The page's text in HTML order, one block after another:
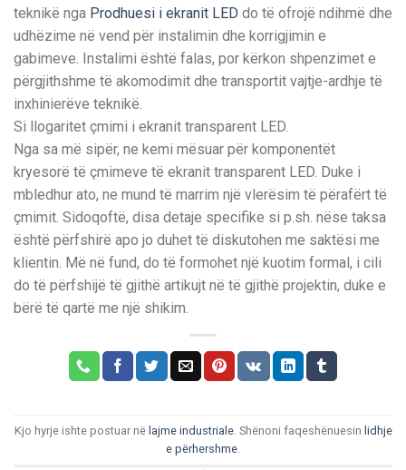
teknikë nga Prodhuesi i ekranit LED do të ofrojë ndihmë dhe
udhëzime në vend për instalimin dhe korrigjimin e
gabimeve. Instalimi është falas, por kërkon shpenzimet e
përgjithshme të akomodimit dhe transportit vajtje-ardhje të
inxhinierëve teknikë.
Si llogaritet çmimi i ekranit transparent LED.
Nga sa më sipër, ne kemi mësuar për komponentët
kryesorë të çmimeve të ekranit transparent LED. Duke i
mbledhur ato, ne mund të marrim një vlerësim të përafërt të
çmimit. Sidoqoftë, disa detaje specifike si p.sh. nëse taksa
është përfshirë apo jo duhet të diskutohen me saktësi me
klientin. Më në fund, do të formohet një kuotim formal, i cili
do të përfshijë të gjithë artikujt në të gjithë projektin, duke e
bërë të qartë me një shikim.
Kjo hyrje ishte postuar në lajme industriale. Shënoni faqeshënuesin lidhje
e përhershme